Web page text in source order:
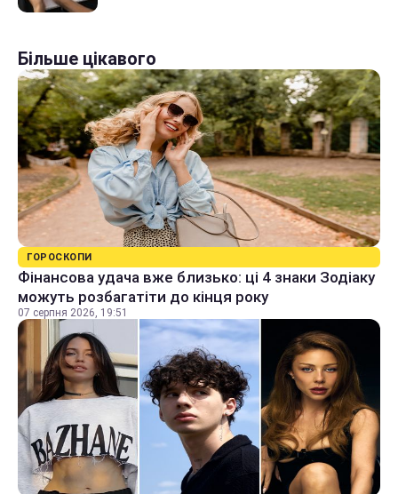
Більше цікавого
ГОРОСКОПИ
Фінансова удача вже близько: ці 4 знаки Зодіаку
можуть розбагатіти до кінця року
07 серпня 2026, 19:51